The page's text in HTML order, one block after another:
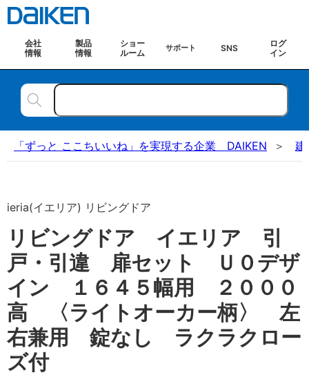
会社
情報
製品
情報
ショー
ルーム
サポート SNS
ログ
イン
「ずっと ここちいいね」を実現する企業 DAIKEN 建
ieria(イエリア) リビングドア
リビングドア イエリア 引
戸・引違 扉セット Ｕ０デザ
イン １６４５幅用 ２０００
高 〈ライトオーカー柄〉 左
右兼用 錠なし ラクラクロー
ズ付